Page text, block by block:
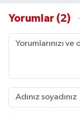
Yorumlar (2)